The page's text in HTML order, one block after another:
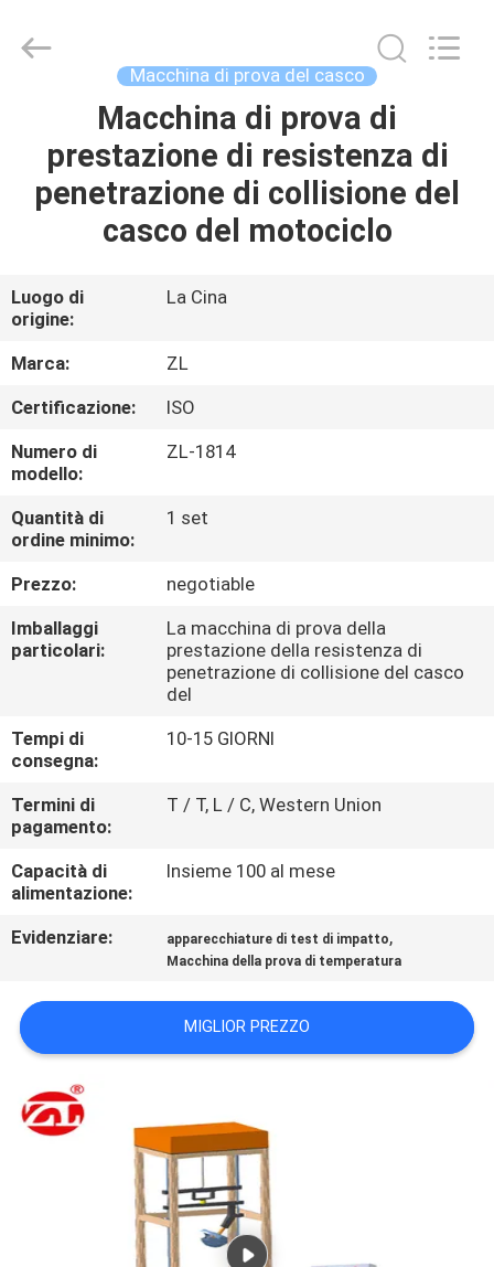
PRODOTTI
CIRCA
NOI
GIRO
DELLA
FABBRICA
CONTROLLO
DI
QUALITÀ
CONTATTICI
NOTIZIE
RICHIEDA
UNA
CITAZIONE
VR
SHOW
SITEMAP
Instrument
Technology
Macchina di prova del casco
Macchina di prova di
prestazione di resistenza di
penetrazione di collisione del
casco del motociclo
Luogo di
origine:
La Cina
Marca:
ZL
Certificazione:
ISO
Numero di
modello:
ZL-1814
Quantità di
ordine minimo:
1 set
Prezzo:
negotiable
Imballaggi
particolari:
La macchina di prova della
prestazione della resistenza di
penetrazione di collisione del casco
del
Tempi di
consegna:
10-15 GIORNI
Termini di
pagamento:
T / T, L / C, Western Union
Capacità di
alimentazione:
Insieme 100 al mese
Evidenziare: apparecchiature di test di impatto,
Macchina della prova di temperatura
MIGLIOR PREZZO